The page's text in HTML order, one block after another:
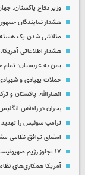
وزیر دفاع پاکستان:
هشدار نمایندگان
متلاشی شدن یک هسته
هشدار اطلاعاتی
یمن به عربستان: تمام
حملات پهپادی و
انصارالله: پاکستان و
بحران در راه‌آهن انگلیس
ترامپ سوئیس را تهدید
امضای توافق نظامی
۱۷ تجاوز رژیم صهیونیستی به خاک سوریه در ۴۸ ساعت گذشته
آمریکا همکاری‌های